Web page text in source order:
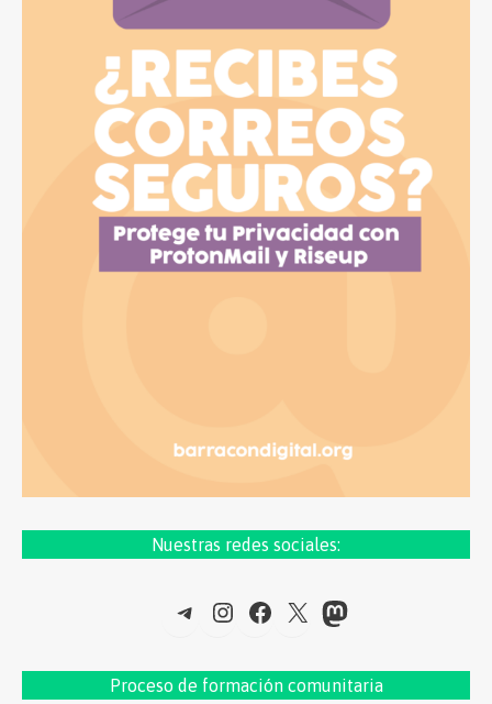
Nuestras redes sociales:
Telegram
Instagram
Facebook
X Mastodon
Proceso de formación comunitaria